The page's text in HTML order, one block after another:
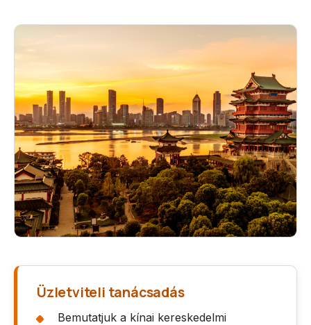
Üzletviteli tanácsadás
Bemutatjuk a kínai kereskedelmi